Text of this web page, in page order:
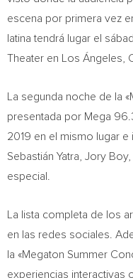
escena por primera vez
latina tendrá lugar el
Theater en Los Ángeles,
La segunda noche de la
presentada por Mega
2019 en el mismo lugar e
Sebastián Yatra, Jory Boy,
especial.
La lista completa de los
en las redes sociales.
la «Megaton Summer
experiencias interactivas